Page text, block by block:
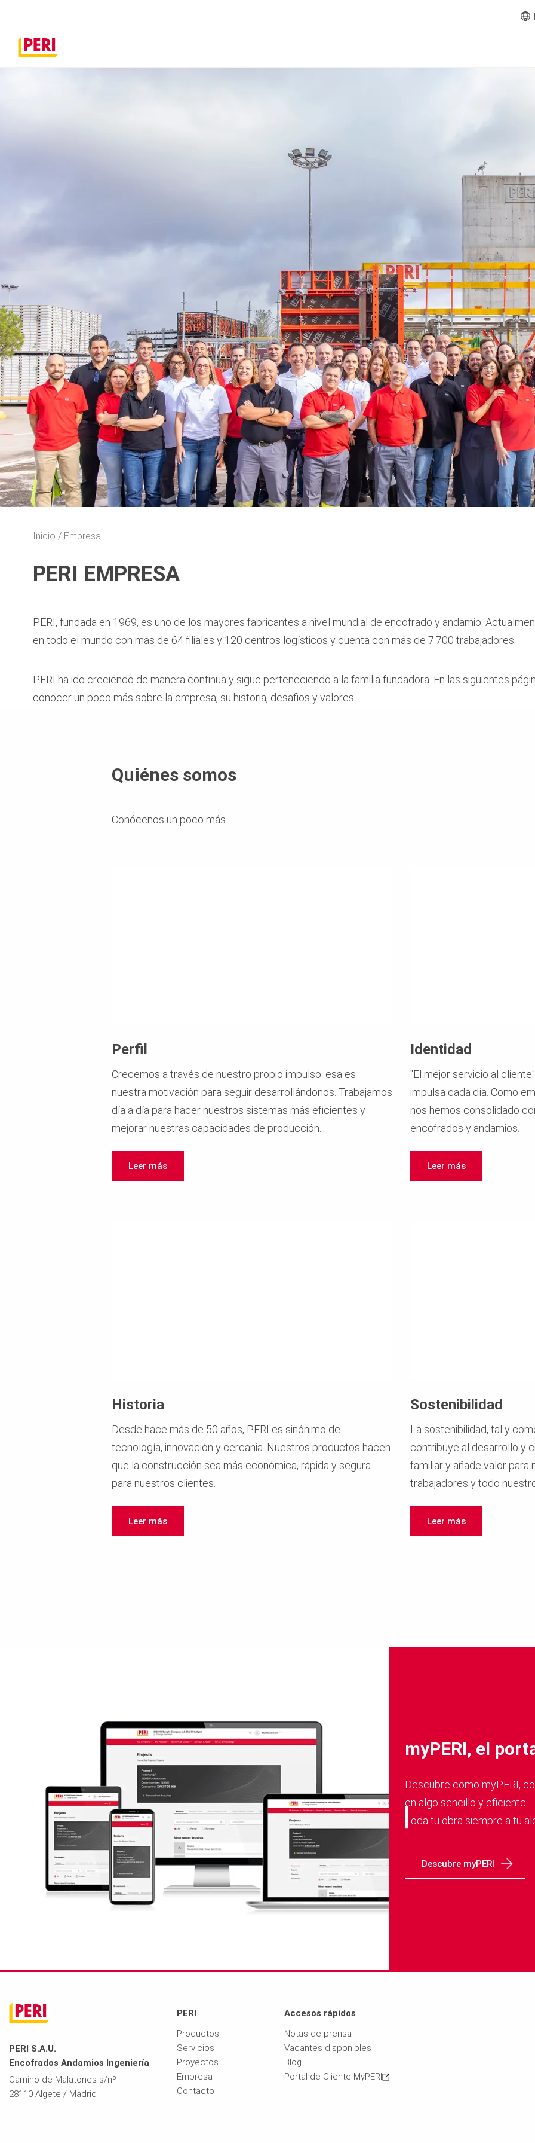
Inicio Empresa
PERI EMPRESA
PERI, fundada en 1969, es uno de los mayores fabricantes a nivel mundial de encofrado y andamio.
en todo el mundo con más de 64 filiales y 120 centros logísticos y cuenta con más de 7.700 trabajadores.
PERI ha ido creciendo de manera continua y sigue perteneciendo a la familia fundadora. En las siguientes
conocer un poco más sobre la empresa, su historia, desafios y valores.
Quiénes somos
Conócenos un poco más.
Perfil
Crecemos a través de nuestro propio impulso: esa es
nuestra motivación para seguir desarrollándonos. Trabajamos
día a día para hacer nuestros sistemas más eficientes y
mejorar nuestras capacidades de producción.
Leer más
Identidad
"El mejor servicio al
impulsa cada día. Como
nos hemos consolidado
encofrados y andamios.
Leer más
Historia
Desde hace más de 50 años, PERI es sinónimo de
tecnología, innovación y cercania. Nuestros productos hacen
que la construcción sea más económica, rápida y segura
para nuestros clientes.
Leer más
Sostenibilidad
La sostenibilidad, tal y
contribuye al desarrollo y
familiar y añade valor
trabajadores y todo
Leer más
myPERI, el
Descubre como myPERI,
en algo sencillo y eficiente.
Toda tu obra siempre a tu
Descubre myPERI
PERI S.A.U.
Encofrados Andamios Ingeniería
Camino de Malatones s/nº
28110 Algete / Madrid
PERI
Productos
Servicios
Proyectos
Empresa
Contacto
Accesos rápidos
Notas de prensa
Vacantes disponibles
Blog
Portal de Cliente MyPERI